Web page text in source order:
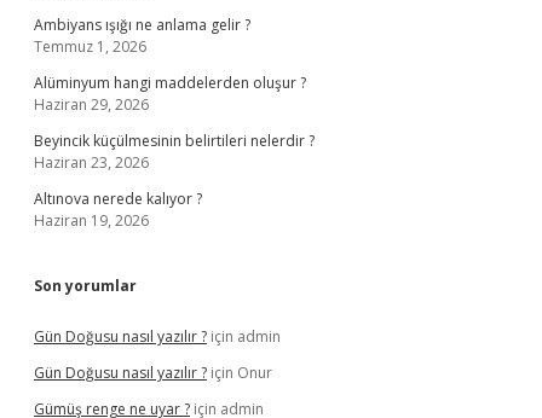
Ambiyans ışığı ne anlama gelir ?
Temmuz 1, 2026
Alüminyum hangi maddelerden oluşur ?
Haziran 29, 2026
Beyincik küçülmesinin belirtileri nelerdir ?
Haziran 23, 2026
Altınova nerede kalıyor ?
Haziran 19, 2026
Son yorumlar
Gün Doğusu nasıl yazılır ? için admin
Gün Doğusu nasıl yazılır ? için Onur
Gümüş renge ne uyar ? için admin